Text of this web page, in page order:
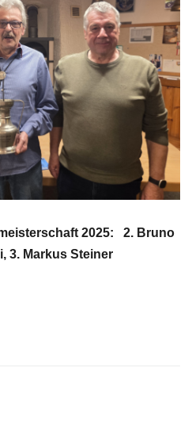
2025: 2. Bruno
3. Markus Steiner